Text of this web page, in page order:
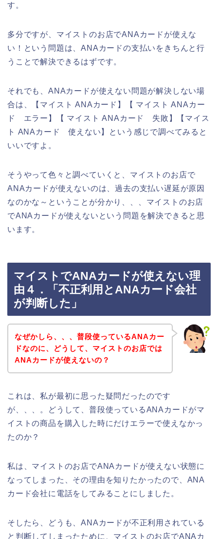
す。
多分ですが、マイストのお店でANAカードが使えな
い！という問題は、ANAカードの支払いをきちんと行
うことで解決できるはずです。
それでも、ANAカードが使えない問題が解決しない場
合は、【マイスト ANAカード】【 マイスト ANAカー
ド エラー】【 マイスト ANAカード 失敗】【マイス
ト ANAカード 使えない】という感じで調べてみると
いいですよ。
そうやって色々と調べていくと、マイストのお店で
ANAカードが使えないのは、過去の支払い遅延が原因
なのかな～ということが分かり、、、マイストのお店
でANAカードが使えないという問題を解決できると思
います。
マイストでANAカードが使えない理
由４．「不正利用とANAカード会社
が判断した」
なぜかしら、、、普段使っているANAカー
ドなのに、どうして、マイストのお店では
ANAカードが使えないの？
これは、私が最初に思った疑問だったのです
が、、、。どうして、普段使っているANAカードがマ
イストの商品を購入した時にだけエラーで使えなかっ
たのか？
私は、マイストのお店でANAカードが使えない状態に
なってしまった、その理由を知りたかったので、ANA
カード会社に電話をしてみることにしました。
そしたら、どうも、ANAカードが不正利用されている
と判断してしまったために、マイストのお店でANAカ